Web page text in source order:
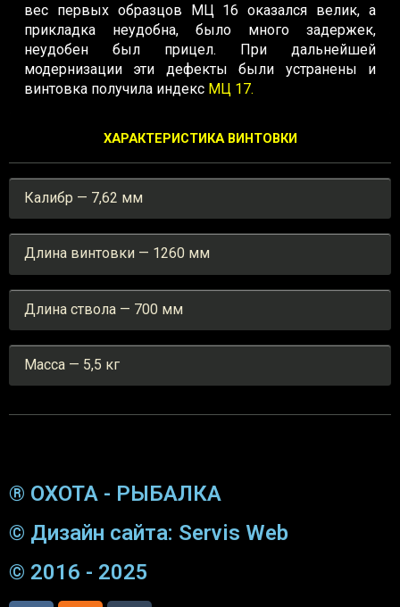
вес первых образцов МЦ 16 оказался велик, а
прикладка неудобна, было много задержек,
неудобен был прицел. При дальнейшей
модернизации эти дефекты были устранены и
винтовка получила индекс МЦ 17.
ХАРАКТЕРИСТИКА ВИНТОВКИ
Калибр — 7,62 мм
Длина винтовки — 1260 мм
Длина ствола — 700 мм
Масса — 5,5 кг
® ОХОТА - РЫБАЛКА
© Дизайн сайта: Servis Web
© 2016 - 2025